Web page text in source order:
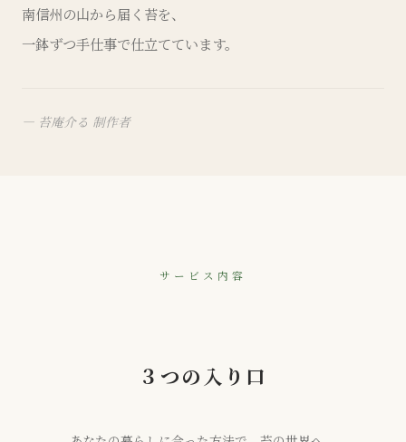
南信州の山から届く苔を、
一鉢ずつ手仕事で仕立てています。
— 苔庵介る 制作者
サービス内容
３つの入り口